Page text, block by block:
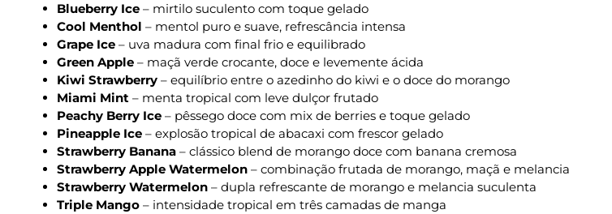
Blueberry Ice – mirtilo suculento com toque gelado
Cool Menthol – mentol puro e suave, refrescância intensa
Grape Ice – uva madura com final frio e equilibrado
Green Apple – maçã verde crocante, doce e levemente ácida
Kiwi Strawberry – equilíbrio entre o azedinho do kiwi e o doce do morango
Miami Mint – menta tropical com leve dulçor frutado
Peachy Berry Ice – pêssego doce com mix de berries e toque gelado
Pineapple Ice – explosão tropical de abacaxi com frescor gelado
Strawberry Banana – clássico blend de morango doce com banana cremosa
Strawberry Apple Watermelon – combinação frutada de morango, maçã e melancia
Strawberry Watermelon – dupla refrescante de morango e melancia suculenta
Triple Mango – intensidade tropical em três camadas de manga